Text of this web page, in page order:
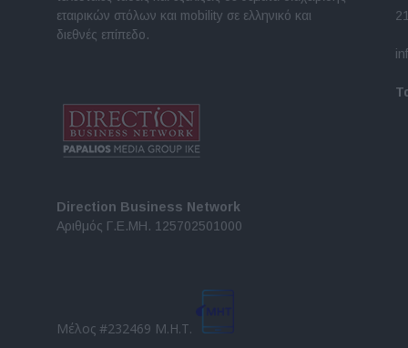
εταιρικών στόλων και mobility σε ελληνικό και
διεθνές επίπεδο.
Direction Business Network
Αριθμός Γ.Ε.ΜΗ. 125702501000
Μέλος #232469 Μ.Η.Τ.